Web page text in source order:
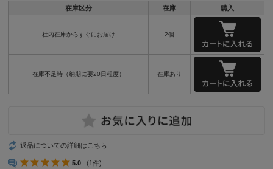
在庫区分 在庫 購入
社内在庫からすぐにお届け 2個
在庫不足時（納期に要20日程度） 在庫あり
返品についての詳細はこちら
5.0 (1件)